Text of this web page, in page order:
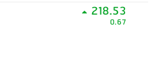
218.53
0.67